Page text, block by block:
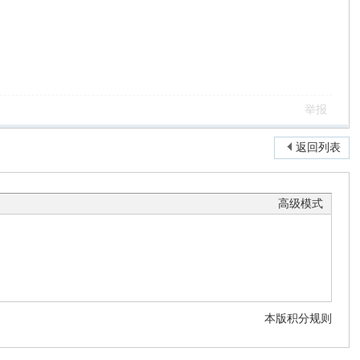
举报
返回列表
高级模式
本版积分规则